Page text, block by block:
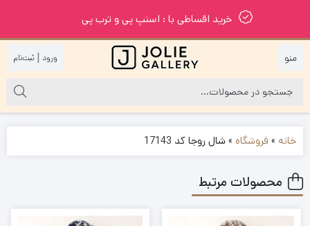
خرید اقساطی با : اسنپ پی و ترب پی
|
خانه »فروشگاه »شال روجا کد 17143
محصولات مرتبط